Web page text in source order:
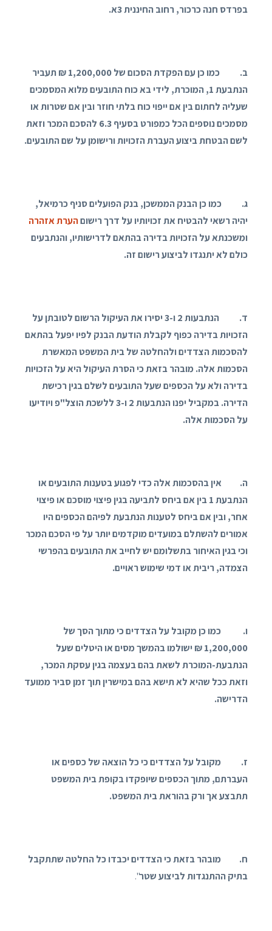
בפרדס חנה כרכור, רחוב החיננית 3א.
ב. כמו כן עם הפקדת הסכום של 1,200,000 ₪ תעביר
הנתבעת 1, המוכרת, לידי בא כוח התובעים מלוא המסמכים
שעליה לחתום בין אם ייפוי כוח בלתי חוזר ובין אם שטרות או
מסמכים נוספים הכל כמפורט בסעיף 6.3 להסכם המכר וזאת
לשם הבטחת ביצוע העברת הזכויות ורישומן על שם התובעים.
ג. כמו כן הבנק הממשכן, בנק הפועלים סניף כרמיאל,
יהיה רשאי להבטיח את זכויותיו על דרך רישוםהערת אזהרה
ומשכנתא על הזכויות בדירה בהתאם לדרישותיו, והנתבעים
כולם לא יתנגדו לביצוע רישום זה.
ד. הנתבעות 2 ו-3 יסירו את העיקול הרשום לטובתן על
הזכויות בדירה כפוף לקבלת הודעת הבנק לפיו יפעל בהתאם
להסכמות הצדדים ולהחלטה של בית המשפט המאשרת
הסכמות אלה. מובהר בזאת כי הסרת העיקול היא על הזכויות
בדירה ולא על הכספים שעל התובעים לשלם בגין רכישת
הדירה. במקביל יפנו הנתבעות 2 ו-3 ללשכת הוצל"פ ויודיעו
על הסכמות אלה.
ה. אין בהסכמות אלה כדי לפגוע בטענות התובעים או
הנתבעת 1 בין אם ביחס לתביעה בגין פיצוי מוסכם או פיצוי
אחר, ובין אם ביחס לטענות הנתבעת לפיהם הכספים היו
אמורים להשתלם במועדים מוקדמים יותר על פי הסכם המכר
וכי בגין האיחור בתשלומם יש לחייב את התובעים בהפרשי
הצמדה, ריבית או דמי שימוש ראויים.
ו. כמו כן מקובל על הצדדים כי מתוך הסך של
1,200,000 ₪ ישולמו בהמשך מסים או היטלים שעל
הנתבעת-המוכרת לשאת בהם בעצמה בגין עסקת המכר,
וזאת ככל שהיא לא תישא בהם במישרין תוך זמן סביר ממועד
הדרישה.
ז. מקובל על הצדדים כי כל הוצאה של כספים או
העברתם, מתוך הכספים שיופקדו בקופת בית המשפט
תתבצע אך ורק בהוראת בית המשפט.
ח. מובהר בזאת כי הצדדים יכבדו כל החלטה שתתקבל
בתיק ההתנגדות לביצוע שטר".